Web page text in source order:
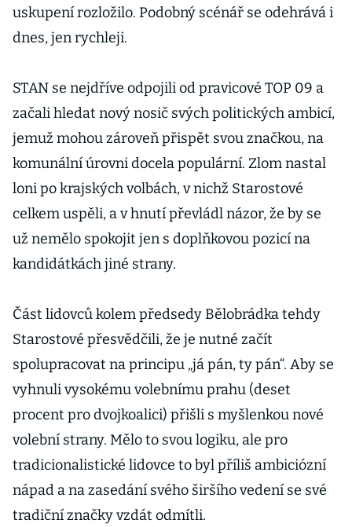
uskupení rozložilo. Podobný scénář se odehrává i
dnes, jen rychleji.
STAN se nejdříve odpojili od pravicové TOP 09 a
začali hledat nový nosič svých politických ambicí,
jemuž mohou zároveň přispět svou značkou, na
komunální úrovni docela populární. Zlom nastal
loni po krajských volbách, v nichž Starostové
celkem uspěli, a v hnutí převládl názor, že by se
už nemělo spokojit jen s doplňkovou pozicí na
kandidátkách jiné strany.
Část lidovců kolem předsedy Bělobrádka tehdy
Starostové přesvědčili, že je nutné začít
spolupracovat na principu „já pán, ty pán“. Aby se
vyhnuli vysokému volebnímu prahu (deset
procent pro dvojkoalici) přišli s myšlenkou nové
volební strany. Mělo to svou logiku, ale pro
tradicionalistické lidovce to byl příliš ambiciózní
nápad a na zasedání svého širšího vedení se své
tradiční značky vzdát odmítli.